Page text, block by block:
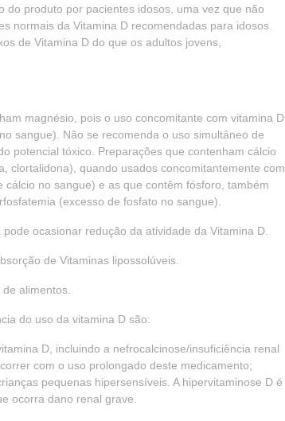
do produto por pacientes idosos, uma vez que não
normais da Vitamina D recomendadas para idosos.
de Vitamina D do que os adultos jovens,
magnésio, pois o uso concomitante com vitamina D
sangue). Não se recomenda o uso simultâneo de
potencial tóxico. Preparações que contenham cálcio
clortalidona), quando usados concomitantemente com
no sangue) e as que contêm fósforo, também
(excesso de fosfato no sangue).
ocasionar redução da atividade da Vitamina D.
de Vitaminas lipossolúveis.
alimentos.
do uso da vitamina D são:
D, incluindo a nefrocalcinose/insuficiência renal
com o uso prolongado deste medicamento;
pequenas hipersensíveis. A hipervitaminose D é
ocorra dano renal grave.